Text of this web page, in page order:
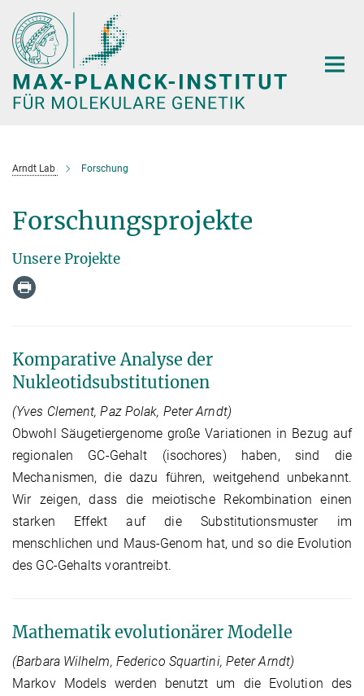
Hauptinhalt
Arndt Lab Forschung
Forschungsprojekte
Unsere Projekte
Komparative Analyse der
Nukleotidsubstitutionen
(Yves Clement, Paz Polak, Peter Arndt)
Obwohl Säugetiergenome große Variationen in Bezug auf
regionalen GC-Gehalt (isochores) haben, sind die
Mechanismen, die dazu führen, weitgehend unbekannt.
Wir zeigen, dass die meiotische Rekombination einen
starken Effekt auf die Substitutionsmuster im
menschlichen und Maus-Genom hat, und so die Evolution
des GC-Gehalts vorantreibt.
Mathematik evolutionärer Modelle
(Barbara Wilhelm, Federico Squartini, Peter Arndt)
Markov Models werden benutzt um die Evolution des